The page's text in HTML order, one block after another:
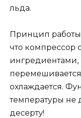
льда.
Принцип
что компрессор
ингредиентами,
охлаждается.
температуры не
десерту!